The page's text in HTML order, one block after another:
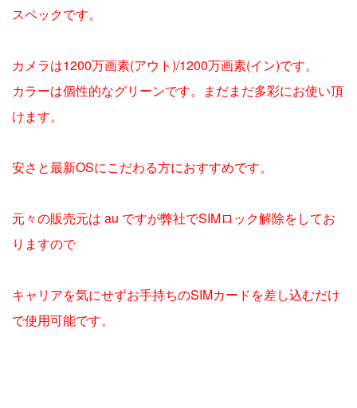
スペックです。
カメラは1200万画素(アウト)/1200万画素(イン)です。
カラーは個性的なグリーンです。まだまだ多彩にお使い頂
けます。
安さと最新OSにこだわる方におすすめです。
元々の販売元は au ですが弊社でSIMロック解除をしてお
りますので
キャリアを気にせずお手持ちのSIMカードを差し込むだけ
で使用可能です。